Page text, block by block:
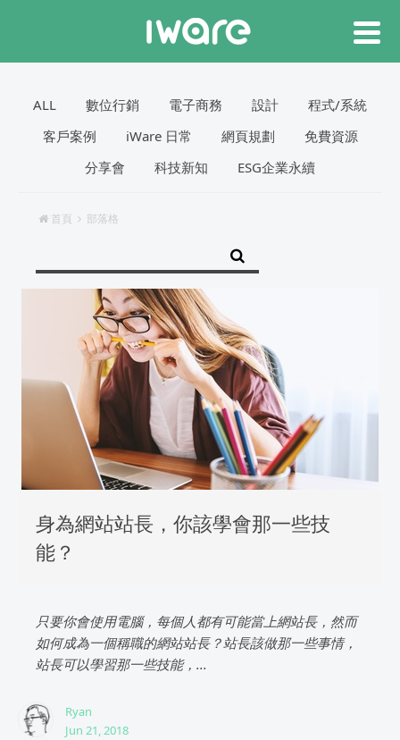
ALL 數位行銷 電子商務 設計
程式/系統
客戶案例
iWare 日常 網頁規劃
免費資源
分享會
科技新知 ESG企業永續
首頁 部落格
身為網站站長，你該學會那一些技
能？
只要你會使用電腦，每個人都有可能當上網站長，然而
如何成為一個稱職的網站站長？站長該做那一些事情，
站長可以學習那一些技能，...
Ryan
Jun 21, 2018